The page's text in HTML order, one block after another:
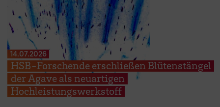
14.07.2026
HSB-Forschende erschließen Blütenstängel
der Agave als neuartigen
Hochleistungswerkstoff